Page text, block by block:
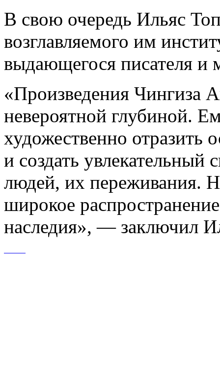
В свою очередь Ильяс
возглавляемого им
выдающегося писателя и
«Произведения Чингиза
невероятной глубиной.
художественно отразить
и создать
людей, их переживания.
широкое
наследия», — заключил